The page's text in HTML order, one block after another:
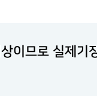
이므로 실제기